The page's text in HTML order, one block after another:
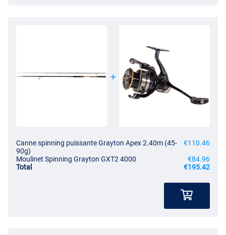
Canne spinning puissante Grayton Apex 2.40m (45-
90g)
€110.46
Moulinet Spinning Grayton GXT2 4000
€84.96
Total
€195.42